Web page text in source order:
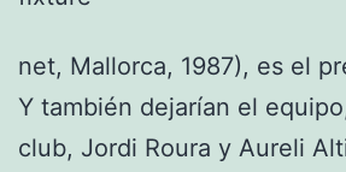
net, Mallorca, 1987), es el
Y también dejarían el
club, Jordi Roura y Aureli